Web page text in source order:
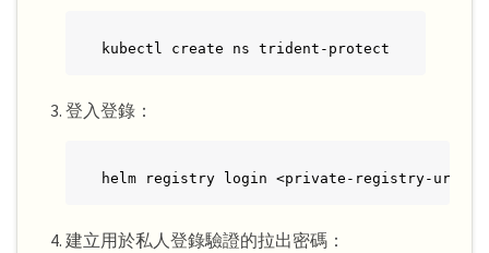
kubectl create ns trident-protect
登入登錄：
helm registry login <private-registry-url> -
建立用於私人登錄驗證的拉出密碼：